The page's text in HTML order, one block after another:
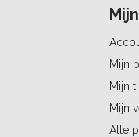
Mijn
Mijn
Mijn
Alle